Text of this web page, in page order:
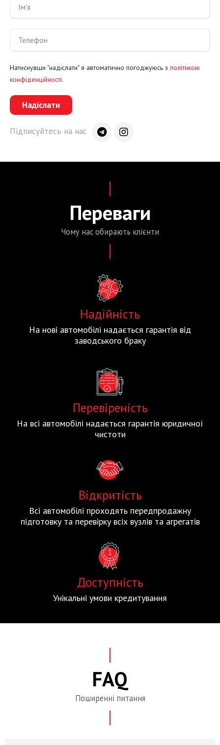
Натиснувши "надіслати" я автоматично погоджуюсь з політикою
конфіденційності.
Надіслати
Підписуйтесь на нас
Переваги
Чому насобирають клієнти
Надійність
На нові автомобілі надається гарантія від
заводського браку
Перевіреність
На всі автомобілі надається гарантія юридичної
чистоти
Відкритість
Всі автомобілі проходять передпродажну
підготовку та перевірку всіх вузлів та агрегатів
Доступність
Унікальні умови кредитування
FAQ
Поширенні питання